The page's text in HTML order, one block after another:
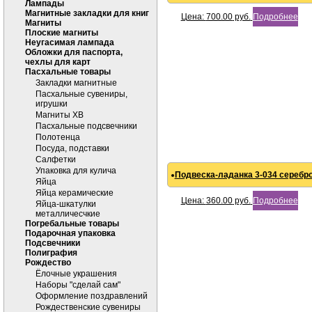
Лампады
Магнитные закладки для книг
Магниты
Плоские магниты
Неугасимая лампада
Обложки для паспорта,
чехлы для карт
Пасхальные товары
Закладки магнитные
Пасхальные сувениры,
игрушки
Магниты ХВ
Пасхальные подсвечники
Полотенца
Посуда, подставки
Салфетки
Упаковка для кулича
Яйца
Яйца керамические
Яйца-шкатулки
металличесчкие
Погребальные товары
Подарочная упаковка
Подсвечники
Полиграфия
Рождество
Ёлочные украшения
Наборы "сделай сам"
Оформление поздравлений
Рождественские сувениры
Цена: 700.00руб. Подробнее
Подвеска-ладанка 3-034
Цена: 360.00руб. Подробнее